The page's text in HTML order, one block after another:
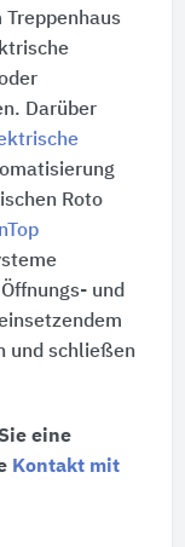
Darüber
Roto
und
und schließen
eine
Kontakt mit